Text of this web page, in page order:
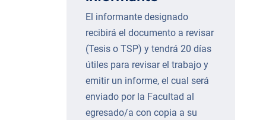
El informante designado
recibirá el documento a revisar
(Tesis o TSP) y tendrá 20 días
útiles para revisar el trabajo y
emitir un informe, el cual será
enviado por la Facultad al
egresado/a con copia a su